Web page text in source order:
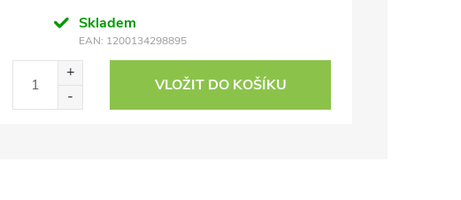
Skladem
EAN: 1200134298895
VLOŽIT DO KOŠÍKU